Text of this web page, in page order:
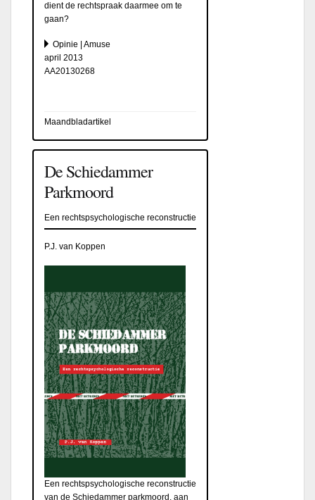
dient de rechtspraak daarmee om te
gaan?
Opinie | Amuse
april 2013
AA20130268
Maandbladartikel
De Schiedammer
Parkmoord
Een rechtspsychologische reconstructie
P.J. van Koppen
Een rechtspsychologische reconstructie
van de Schiedammer parkmoord, aan